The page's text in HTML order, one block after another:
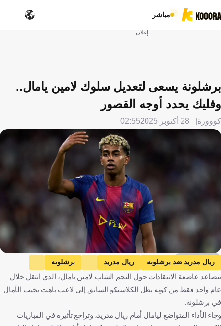
مباشر
إعلان
برشلونة يسعى لتعديل سلوك لامين يامال..
وفليك يحدد أوجه القصور
كووورة 28 أكتوبر 2025 02:55
Getty Images
ريال مدريد ضد برشلونة ريال مدريد
برشلونة
الدوري الإسباني
لامين يامال هانسي فليك إسبانيا
ألمانيا
كرة قدم
تتصاعد عاصفة الانتقادات حول النجم الشاب لامين يامال، الذي انتقل خلال
عام واحد فقط من كونه بطل الكلاسيكو السابق إلى لاعب باهت يخيب الآمال
في برشلونة.
وجاء الأداء المتواضع ليامال أمام ريال مدريد، وتراجع تأثيره في المباريات